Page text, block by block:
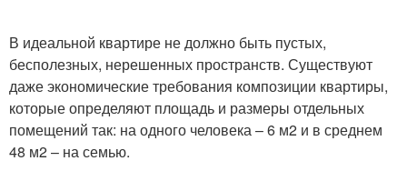
В идеальной квартире не должно быть пустых,
бесполезных, нерешенных пространств. Существуют
даже экономические требования композиции квартиры,
которые определяют площадь и размеры отдельных
помещений так: на одного человека – 6 м2 и в среднем
48 м2 – на семью.